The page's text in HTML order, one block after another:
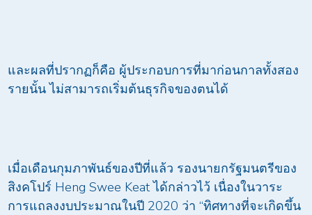
และผลที่ปรากฏก็คือ ผู้ประกอบการที่มาก่อนกาลทั้งสอง
รายนั้น ไม่สามารถเริ่มต้นธุรกิจของตนได้
เมื่อเดือนกุมภาพันธ์ของปีที่แล้ว รองนายกรัฐมนตรีของ
สิงคโปร์ Heng Swee Keat ได้กล่าวไว้ เนื่องในวาระ
การแถลงงบประมาณในปี 2020 ว่า “ทิศทางที่จะเกิดขึ้น